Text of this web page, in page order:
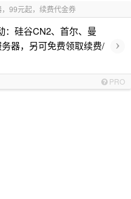
99元起，续费代金券
：硅谷CN2、首尔、曼
器，另可免费领取续费/
›
PRO